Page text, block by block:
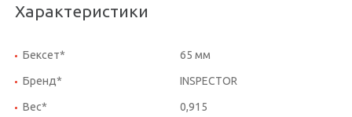
Характеристики
Бексет* 65 мм
Бренд* INSPECTOR
Вес* 0,915